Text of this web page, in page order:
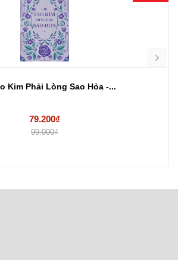
Kim Phải Lòng Sao Hỏa -...
79.200₫
99.000₫